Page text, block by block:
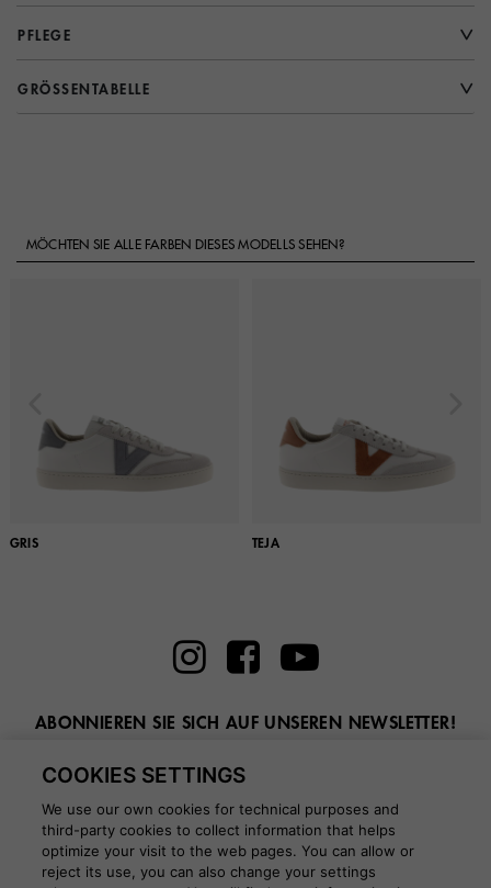
PFLEGE
GRÖSSENTABELLE
MÖCHTEN SIE ALLE FARBEN DIESES MODELLS SEHEN?
GRIS TEJA
ABONNIEREN SIE SICH AUF UNSEREN NEWSLETTER!
COOKIES SETTINGS
We use our own cookies for technical purposes and
third-party cookies to collect information that helps
optimize your visit to the web pages. You can allow or
reject its use, you can also change your settings